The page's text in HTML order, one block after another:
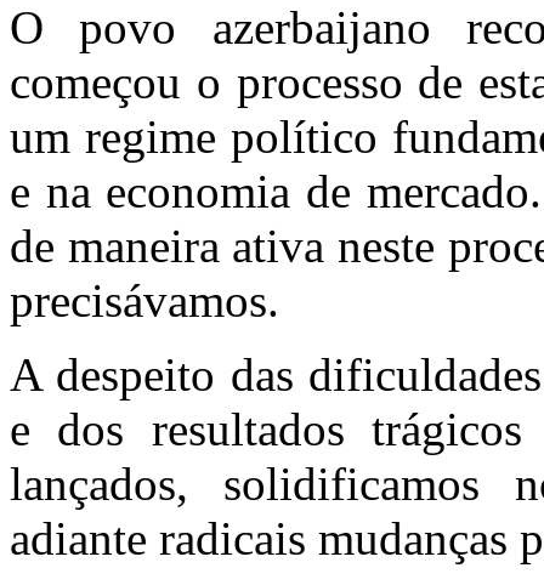
O povo azerbaijano
começou o processo de
um regime político
e na economia de
de maneira ativa neste
precisávamos.
A despeito das
e dos resultados
lançados, solidificamos
adiante radicais mudanças